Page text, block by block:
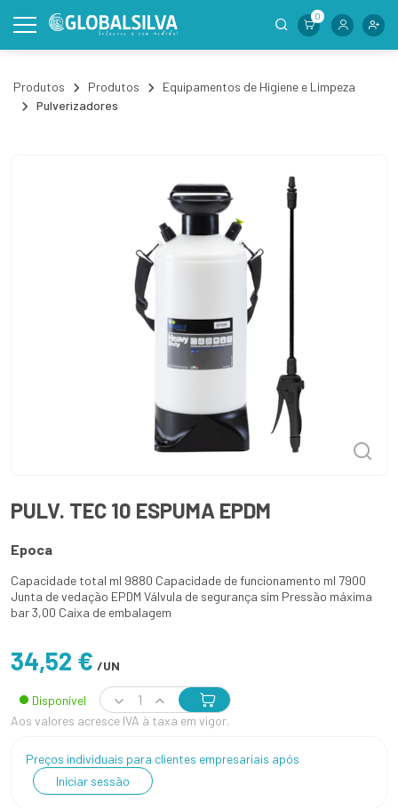
0
Produtos Produtos
Equipamentos de Higiene e Limpeza
Pulverizadores
PULV. TEC 10 ESPUMA EPDM
Epoca
Capacidade total ml 9880 Capacidade de funcionamento ml 7900
Junta de vedação EPDM Válvula de segurança sim Pressão máxima
bar 3,00 Caixa de embalagem
34,52 € /UN
Disponível
Aos valores acresce IVA à taxa em vigor.
Preços individuais para clientes empresariais após
Iniciar sessão